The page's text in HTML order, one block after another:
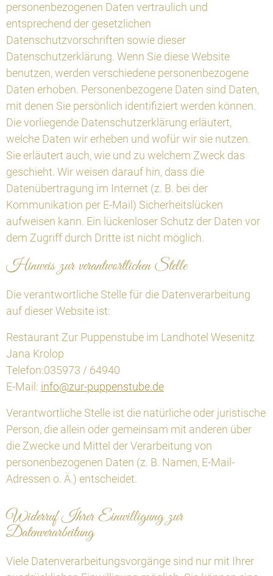
personenbezogenen Daten vertraulich und
entsprechend der gesetzlichen
Datenschutzvorschriften sowie dieser
Datenschutzerklärung. Wenn Sie diese Website
benutzen, werden verschiedene personenbezogene
Daten erhoben. Personenbezogene Daten sind Daten,
mit denen Sie persönlich identifiziert werden können.
Die vorliegende Datenschutzerklärung erläutert,
welche Daten wir erheben und wofür wir sie nutzen.
Sie erläutert auch, wie und zu welchem Zweck das
geschieht. Wir weisen darauf hin, dass die
Datenübertragung im Internet (z. B. bei der
Kommunikation per E-Mail) Sicherheitslücken
aufweisen kann. Ein lückenloser Schutz der Daten vor
dem Zugriff durch Dritte ist nicht möglich.
Hinweis zur verantwortlichen Stelle
Die verantwortliche Stelle für die Datenverarbeitung
auf dieser Website ist:
Restaurant Zur Puppenstube im Landhotel Wesenitz
Jana Krolop
Telefon:035973 / 64940
E-Mail: info@zur-puppenstube.de
Verantwortliche Stelle ist die natürliche oder juristische
Person, die allein oder gemeinsam mit anderen über
die Zwecke und Mittel der Verarbeitung von
personenbezogenen Daten (z. B. Namen, E-Mail-
Adressen o. Ä.) entscheidet.
Widerruf Ihrer Einwilligung zur
Datenverarbeitung
Viele Datenverarbeitungsvorgänge sind nur mit Ihrer